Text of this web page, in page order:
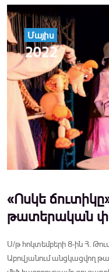
Մայիս
2022
«Ոսկե
թատերական
Ս/թ հոկտեմբերի 8-ին Հ.
Աբովյանում անցկացվող